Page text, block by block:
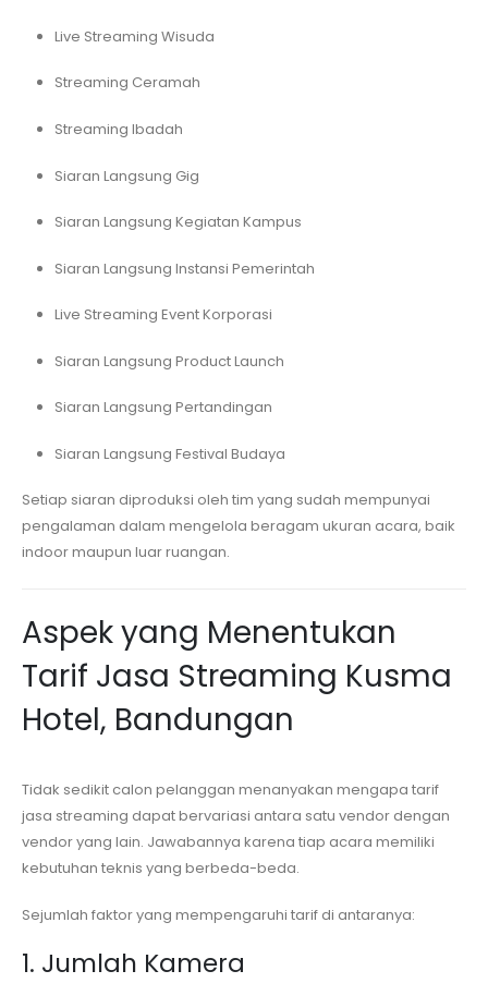
Live Streaming Wisuda
Streaming Ceramah
Streaming Ibadah
Siaran Langsung Gig
Siaran Langsung Kegiatan Kampus
Siaran Langsung Instansi Pemerintah
Live Streaming Event Korporasi
Siaran Langsung Product Launch
Siaran Langsung Pertandingan
Siaran Langsung Festival Budaya
Setiap siaran diproduksi oleh tim yang sudah mempunyai
pengalaman dalam mengelola beragam ukuran acara, baik
indoor maupun luar ruangan.
Aspek yang Menentukan
Tarif Jasa Streaming Kusma
Hotel, Bandungan
Tidak sedikit calon pelanggan menanyakan mengapa tarif
jasa streaming dapat bervariasi antara satu vendor dengan
vendor yang lain. Jawabannya karena tiap acara memiliki
kebutuhan teknis yang berbeda-beda.
Sejumlah faktor yang mempengaruhi tarif di antaranya:
1. Jumlah Kamera